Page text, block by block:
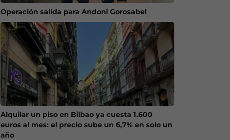
Operación salida para Andoni Gorosabel
Alquilar un piso en Bilbao ya cuesta 1.600
euros al mes: el precio sube un 6,7% en solo un
año